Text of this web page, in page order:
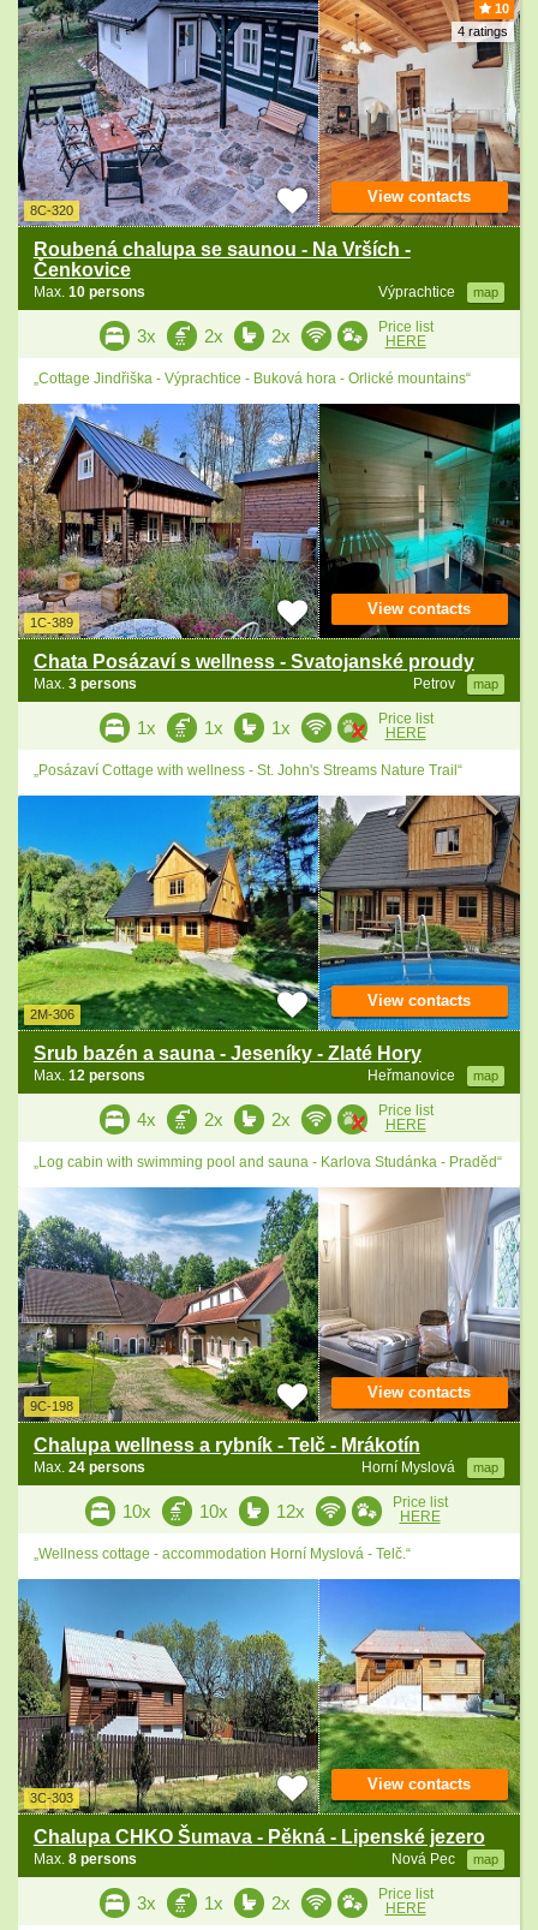
10
4 ratings
8C-320
Roubená chalupa se saunou - Na Vrších -
Čenkovice
Výprachtice map
Max. 10 persons
View contacts
3x 2x 2x
Price list
HERE
„Cottage Jindřiška - Výprachtice - Buková hora - Orlické mountains“
1C-389
Chata Posázaví s wellness - Svatojanské proudy
Petrov map
Max. 3 persons
View contacts
1x 1x 1x
Price list
HERE
„Posázaví Cottage with wellness - St. John's Streams Nature Trail“
2M-306
Srub bazén a sauna - Jeseníky - Zlaté Hory
Heřmanovice map
Max. 12 persons
View contacts
4x 2x 2x
Price list
HERE
„Log cabin with swimming pool and sauna - Karlova Studánka - Praděd“
9C-198
Chalupa wellness a rybník - Telč - Mrákotín
Horní Myslová map
Max. 24 persons
View contacts
10x 10x 12x
Price list
HERE
„Wellness cottage - accommodation Horní Myslová - Telč.“
3C-303
Chalupa CHKO Šumava - Pěkná - Lipenské jezero
Nová Pec map
Max. 8 persons
View contacts
3x 1x 2x
Price list
HERE